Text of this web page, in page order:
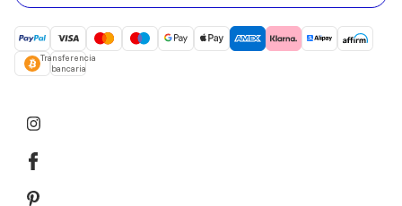
Transferencia
bancaria